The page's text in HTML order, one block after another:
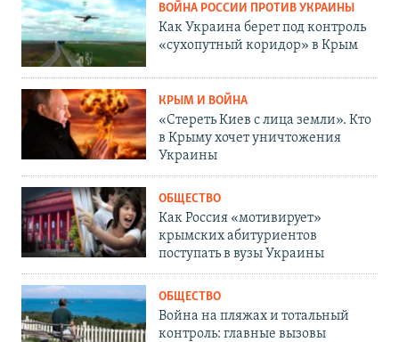
ВОЙНА РОССИИ ПРОТИВ УКРАИНЫ
Как Украина берет под контроль
«сухопутный коридор» в Крым
КРЫМ И ВОЙНА
«Стереть Киев с лица земли». Кто
в Крыму хочет уничтожения
Украины
ОБЩЕСТВО
Как Россия «мотивирует»
крымских абитуриентов
поступать в вузы Украины
ОБЩЕСТВО
Война на пляжах и тотальный
контроль: главные вызовы